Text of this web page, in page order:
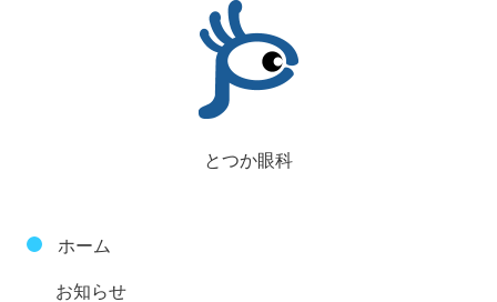
とつか眼科
ホーム
お知らせ